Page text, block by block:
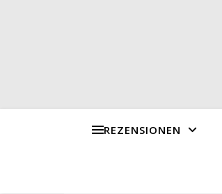
REZENSIONEN